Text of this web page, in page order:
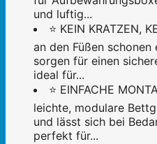
und luftig...
⭐ KEIN KRATZEN,
an den Füßen
sorgen für einen
ideal für...
⭐ EINFACHE
leichte, modulare
und lässt sich bei
perfekt für...